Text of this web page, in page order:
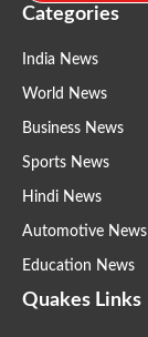
Categories
India News
World News
Business News
Sports News
Hindi News
Automotive News
Education News
Quakes Links